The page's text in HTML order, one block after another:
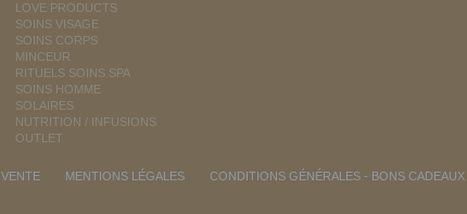
LOVE PRODUCTS
SOINS VISAGE
SOINS CORPS
MINCEUR
RITUELS SOINS SPA
SOINS HOMME
SOLAIRES
NUTRITION / INFUSIONS
OUTLET
MENTIONS LÉGALES CONDITIONS GÉNÉRALES - BONS CADEAUX